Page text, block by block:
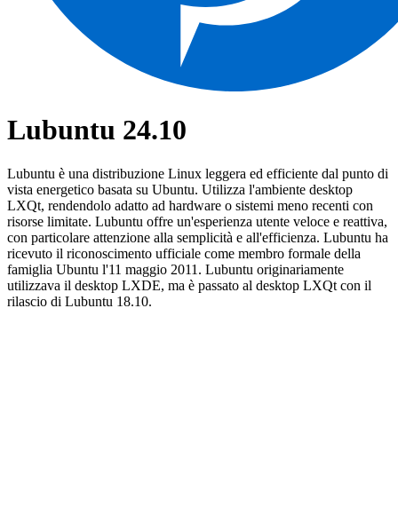
Lubuntu 24.10
Lubuntu è una distribuzione Linux leggera ed efficiente dal punto di
vista energetico basata su Ubuntu. Utilizza l'ambiente desktop
LXQt, rendendolo adatto ad hardware o sistemi meno recenti con
risorse limitate. Lubuntu offre un'esperienza utente veloce e reattiva,
con particolare attenzione alla semplicità e all'efficienza. Lubuntu ha
ricevuto il riconoscimento ufficiale come membro formale della
famiglia Ubuntu l'11 maggio 2011. Lubuntu originariamente
utilizzava il desktop LXDE, ma è passato al desktop LXQt con il
rilascio di Lubuntu 18.10.